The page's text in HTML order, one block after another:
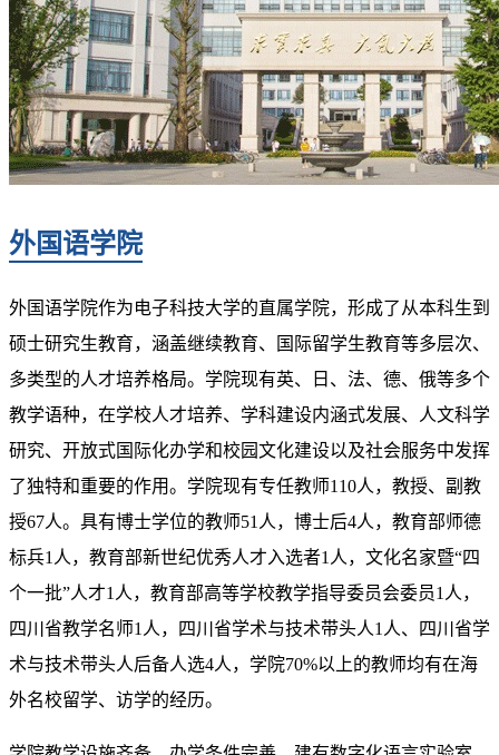
外国语学院
外国语学院作为电子科技大学的直属学院，形成了从本科生到
硕士研究生教育，涵盖继续教育、国际留学生教育等多层次、
多类型的人才培养格局。学院现有英、日、法、德、俄等多个
教学语种，在学校人才培养、学科建设内涵式发展、人文科学
研究、开放式国际化办学和校园文化建设以及社会服务中发挥
了独特和重要的作用。学院现有专任教师110人，教授、副教
授67人。具有博士学位的教师51人，博士后4人，教育部师德
标兵1人，教育部新世纪优秀人才入选者1人，文化名家暨“四
个一批”人才1人，教育部高等学校教学指导委员会委员1人，
四川省教学名师1人，四川省学术与技术带头人1人、四川省学
术与技术带头人后备人选4人，学院70%以上的教师均有在海
外名校留学、访学的经历。